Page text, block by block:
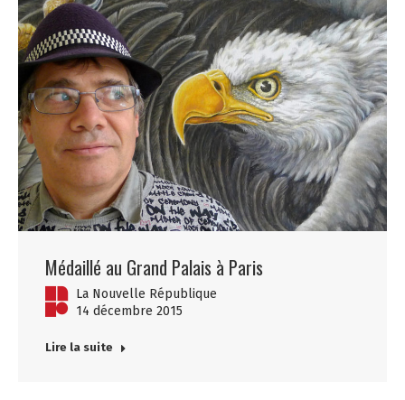
Médaillé au Grand Palais à Paris
La Nouvelle République
14 décembre 2015
Lire la suite